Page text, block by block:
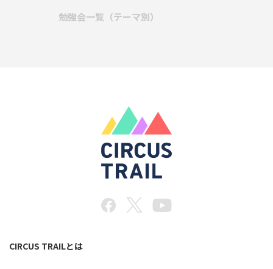
勉強会一覧（テーマ別）
CIRCUS TRAILとは